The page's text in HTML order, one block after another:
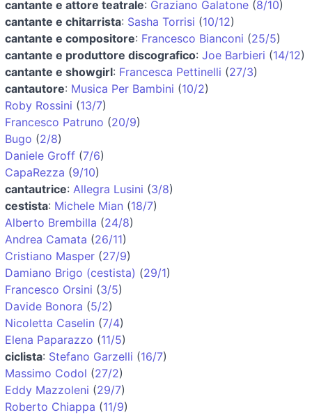
cantante e attore teatrale: Graziano Galatone (8/10)
cantante e chitarrista: Sasha Torrisi (10/12)
cantante e compositore: Francesco Bianconi (25/5)
cantante e produttore discografico: Joe Barbieri (14/12)
cantante e showgirl: Francesca Pettinelli (27/3)
cantautore: Musica Per Bambini (10/2)
Roby Rossini (13/7)
Francesco Patruno (20/9)
Bugo (2/8)
Daniele Groff (7/6)
CapaRezza (9/10)
cantautrice: Allegra Lusini (3/8)
cestista: Michele Mian (18/7)
Alberto Brembilla (24/8)
Andrea Camata (26/11)
Cristiano Masper (27/9)
Damiano Brigo (cestista) (29/1)
Francesco Orsini (3/5)
Davide Bonora (5/2)
Nicoletta Caselin (7/4)
Elena Paparazzo (11/5)
ciclista: Stefano Garzelli (16/7)
Massimo Codol (27/2)
Eddy Mazzoleni (29/7)
Roberto Chiappa (11/9)